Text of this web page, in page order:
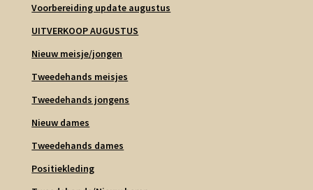
Voorbereiding update augustus
UITVERKOOP AUGUSTUS
Nieuw meisje/jongen
Tweedehands meisjes
Tweedehands jongens
Nieuw dames
Tweedehands dames
Positiekleding